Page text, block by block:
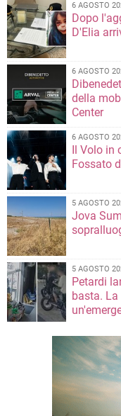
6 AGOSTO
Dopo
D'Elia
6 AGOSTO
della
Center
6 AGOSTO
Il Volo in
Fossato
5 AGOSTO
Jova
5 AGOSTO
Petardi
basta. La